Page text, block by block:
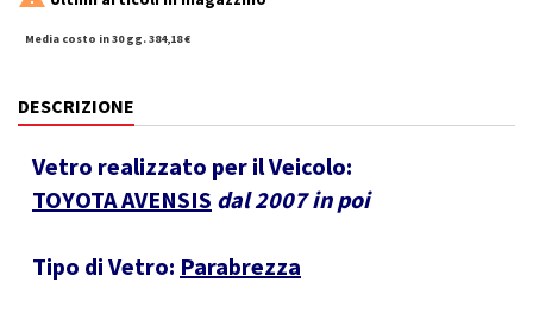
Media costo in 30 gg. 384,18 €
DESCRIZIONE
Vetro realizzato per il Veicolo:
TOYOTA AVENSIS dal 2007 in poi
Tipo di Vetro: Parabrezza